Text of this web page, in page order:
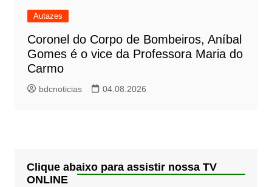
Autazes
Coronel do Corpo de Bombeiros, Aníbal
Gomes é o vice da Professora Maria do
Carmo
bdcnoticias 04.08.2026
Clique abaixo para assistir nossa TV
ONLINE